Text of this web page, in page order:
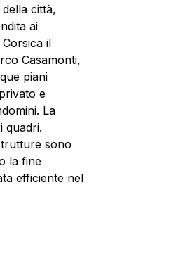
città,
ai
il
Casamonti,
piani
e
La
quadri.
sono
la fine
efficiente nel